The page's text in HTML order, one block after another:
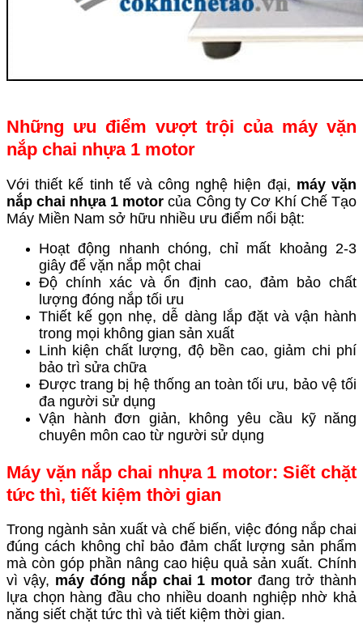
Những ưu điểm vượt trội của máy vặn
nắp chai nhựa 1 motor
Với thiết kế tinh tế và công nghệ hiện đại, máy vặn
nắp chai nhựa 1 motor của Công ty Cơ Khí Chế Tạo
Máy Miền Nam sở hữu nhiều ưu điểm nổi bật:
Hoạt động nhanh chóng, chỉ mất khoảng 2-3
giây để vặn nắp một chai
Độ chính xác và ổn định cao, đảm bảo chất
lượng đóng nắp tối ưu
Thiết kế gọn nhẹ, dễ dàng lắp đặt và vận hành
trong mọi không gian sản xuất
Linh kiện chất lượng, độ bền cao, giảm chi phí
bảo trì sửa chữa
Được trang bị hệ thống an toàn tối ưu, bảo vệ tối
đa người sử dụng
Vận hành đơn giản, không yêu cầu kỹ năng
chuyên môn cao từ người sử dụng
Máy vặn nắp chai nhựa 1 motor: Siết chặt
tức thì, tiết kiệm thời gian
Trong ngành sản xuất và chế biến, việc đóng nắp chai
đúng cách không chỉ bảo đảm chất lượng sản phẩm
mà còn góp phần nâng cao hiệu quả sản xuất. Chính
vì vậy, máy đóng nắp chai 1 motorđang trở thành
lựa chọn hàng đầu cho nhiều doanh nghiệp nhờ khả
năng siết chặt tức thì và tiết kiệm thời gian.